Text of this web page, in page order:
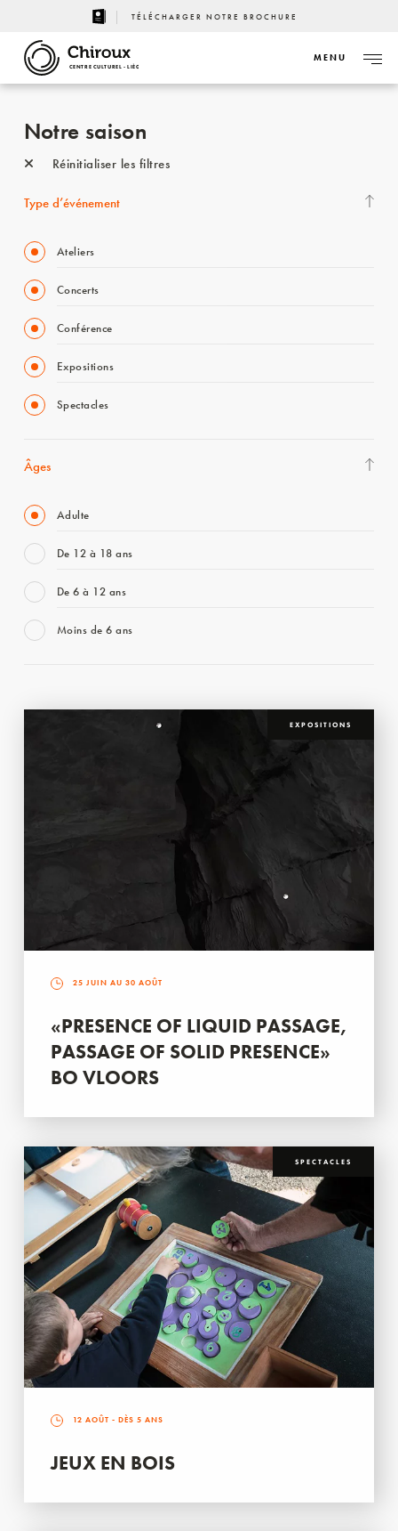
TÉLÉCHARGER NOTRE BROCHURE
CENTRE CULTUREL - LIÈGE
MENU
Notre saison
Réinitialiser les filtres
Type d’événement
Ateliers
Concerts
Conférence
Expositions
Spectacles
Âges
Adulte
De 12 à 18 ans
De 6 à 12 ans
Moins de 6 ans
EXPOSITIONS
25 JUIN AU 30 AOÛT
«PRESENCE OF LIQUID PASSAGE,
PASSAGE OF SOLID PRESENCE»
BO VLOORS
SPECTACLES
12 AOÛT - DÈS 5 ANS
JEUX EN BOIS